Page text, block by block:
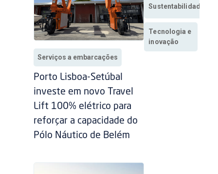
Serviços a embarcações
Porto Lisboa-Setúbal
investe em novo Travel
Lift 100% elétrico para
reforçar a capacidade do
Pólo Náutico de Belém
Sustentabilidade
Tecnologia e
inovação